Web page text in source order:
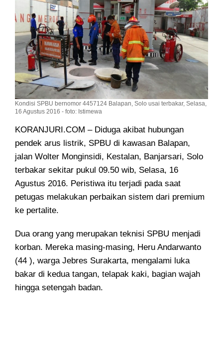
Kondisi SPBU bernomor 4457124 Balapan, Solo usai terbakar, Selasa,
16 Agustus 2016 - foto: Istimewa
KORANJURI.COM – Diduga akibat hubungan
pendek arus listrik, SPBU di kawasan Balapan,
jalan Wolter Monginsidi, Kestalan, Banjarsari, Solo
terbakar sekitar pukul 09.50 wib, Selasa, 16
Agustus 2016. Peristiwa itu terjadi pada saat
petugas melakukan perbaikan sistem dari premium
ke pertalite.
Dua orang yang merupakan teknisi SPBU menjadi
korban. Mereka masing-masing, Heru Andarwanto
(44 ), warga Jebres Surakarta, mengalami luka
bakar di kedua tangan, telapak kaki, bagian wajah
hingga setengah badan.